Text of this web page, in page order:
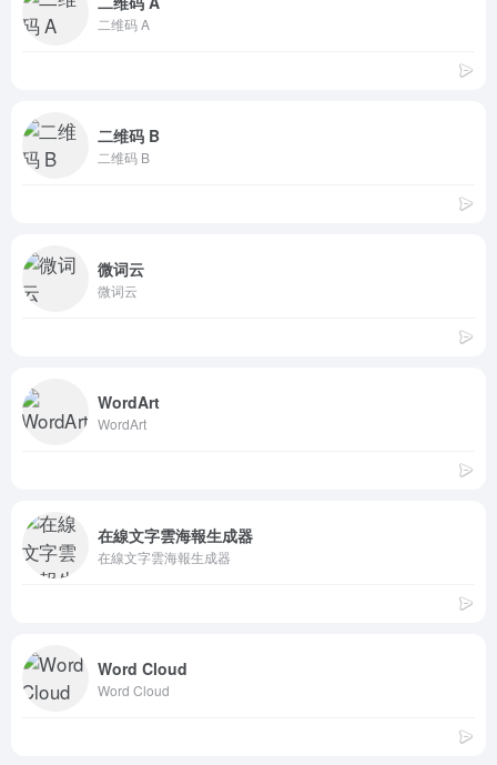
二维码 A
二维码 B
二维码 B
微词云
微词云
WordArt
WordArt
在線文字雲海報生成器
在線文字雲海報生成器
Word Cloud
Word Cloud